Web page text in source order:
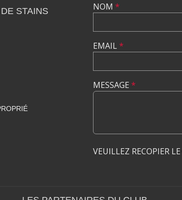
STAINS
NOM *
EMAIL*
MESSAGE *
VEUILLEZ RECOPIER